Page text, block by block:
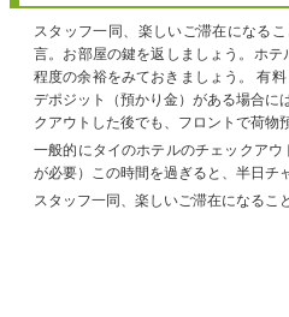
スタッフ一同、楽しいご滞在になる
言。お部屋の鍵を返しましょう。ホ
程度の余裕をみておきましょう。 有
デポジット（預かり金）がある場合に
クアウトした後でも、フロントで荷物
一般的にタイのホテルのチェックア
が必要）この時間を過ぎると、半日チ
スタッフ一同、楽しいご滞在になるこ